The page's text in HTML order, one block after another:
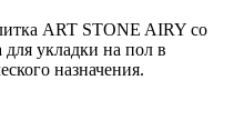
ART STONE AIRY со
для укладки на пол в
назначения.